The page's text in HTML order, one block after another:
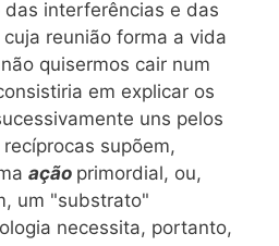
interferências e das
reunião forma a vida
quisermos cair num
em explicar os
uns pelos
supõem,
ação primordial, ou,
um "substrato"
necessita, portanto,